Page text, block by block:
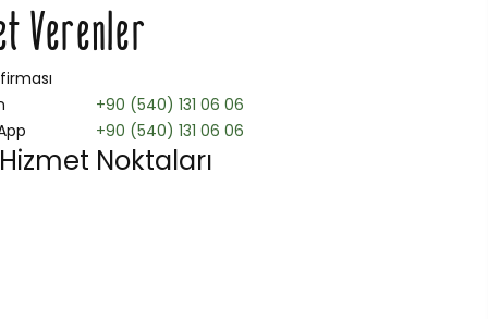
Verenler
+90 (540) 131 06 06
+90 (540) 131 06 06
Noktaları